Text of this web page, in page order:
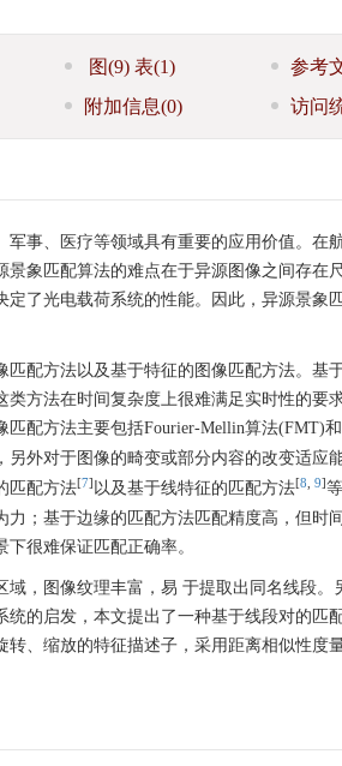
图(9) 表(1) 参考
附加信息(0) 访问
事、医疗等领域具有重要的应用价值。在
象匹配算法的难点在于异源图像之间存在
了光电载荷系统的性能。因此，异源景象
配方法以及基于特征的图像匹配方法。基
方法在时间复杂度上很难满足实时性的要
匹配方法主要包括Fourier-Mellin算法(FMT)
外对于图像的畸变或部分内容的改变适应
匹配方法[7] 以及基于线特征的匹配方法[8 9]
；基于边缘的匹配方法匹配精度高，但时
很难保证匹配正确率。
，图像纹理丰富，易 于提取出同名线段。
的启发，本文提出了一种基于线段对的匹
、缩放的特征描述子，采用距离相似性度